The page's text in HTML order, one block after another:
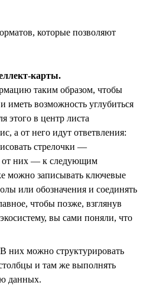
которые позволяют
карты.
таким образом, чтобы
иметь возможность углубиться
этого в центр листа
а от него идут ответвления:
стрелочки —
от них — к следующим
можно записывать ключевые
или обозначения и соединять
чтобы позже, взглянув
вы сами поняли, что
В них можно структурировать
и там же выполнять
данных.